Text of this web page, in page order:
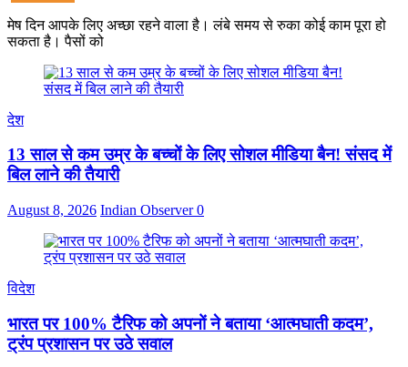
मेष दिन आपके लिए अच्छा रहने वाला है। लंबे समय से रुका कोई काम पूरा हो
सकता है। पैसों को
देश
13 साल से कम उम्र के बच्चों के लिए सोशल मीडिया बैन! संसद में
बिल लाने की तैयारी
August 8, 2026 Indian Observer0
विदेश
भारत पर 100% टैरिफ को अपनों ने बताया ‘आत्मघाती कदम’,
ट्रंप प्रशासन पर उठे सवाल